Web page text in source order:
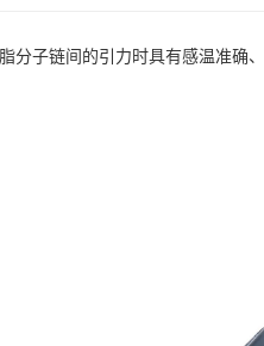
分子链间的引力时具有感温准确